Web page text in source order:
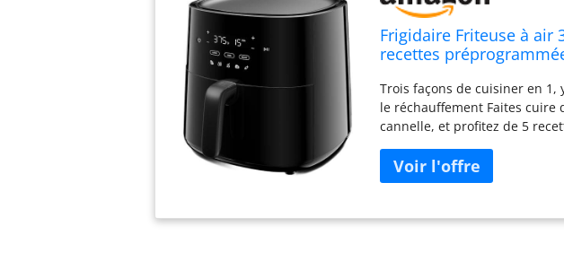
Frigidaire Friteuse à air
recettes
Trois façons de cuisiner en
le réchauffement Faites cuire
cannelle, et profitez de 5
maison avec Dehydrater
encombrante Rappel